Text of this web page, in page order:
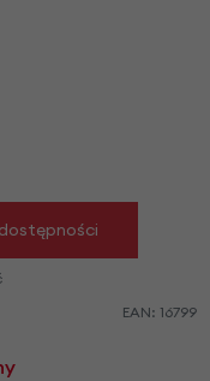
EAN: 16799